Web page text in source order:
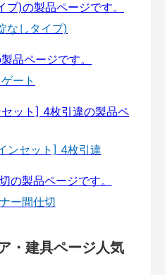
なしタイプ)
ート
ンセット] 4枚引違
ー間仕切
・建具ページ人気